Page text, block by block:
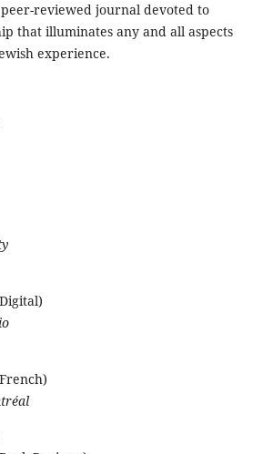
reviewed journal devoted to
that illuminates any and all aspects
experience.